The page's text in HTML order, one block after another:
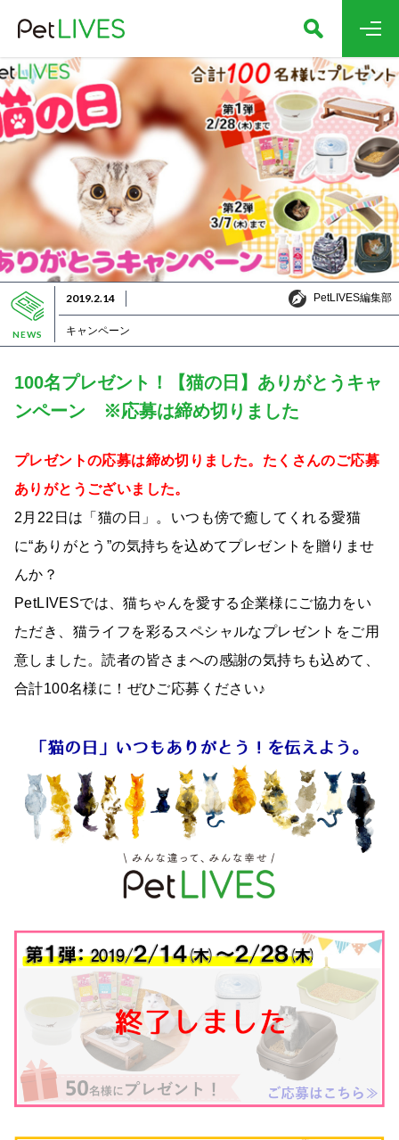
NEWS
2019.2.14 PetLIVES編集部
PetLIVES編集部
キャンペーン
100名プレゼント！【猫の日】ありがとうキャ
ンペーン ※応募は締め切りました
プレゼントの応募は締め切りました。たくさんのご応募
ありがとうございました。
2月22日は「猫の日」。いつも傍で癒してくれる愛猫
に“ありがとう”の気持ちを込めてプレゼントを贈りませ
んか？
PetLIVESでは、猫ちゃんを愛する企業様にご協力をい
ただき、猫ライフを彩るスペシャルなプレゼントをご用
意しました。読者の皆さまへの感謝の気持ちも込めて、
合計100名様に！ぜひご応募ください♪